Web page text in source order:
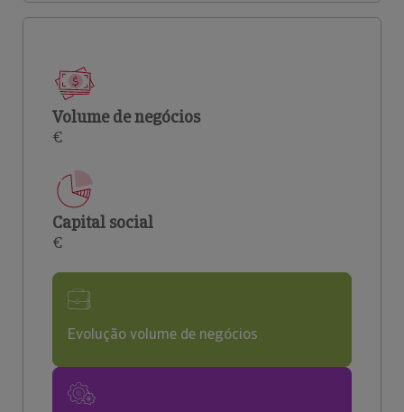
Volume de negócios
€
Capital social
€
Evolução volume de negócios